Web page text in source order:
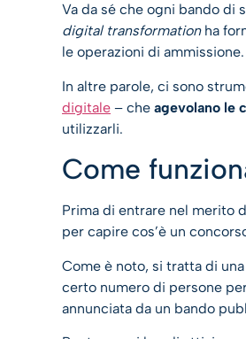
Va da sé che ogni bando di
digital transformationha
le operazioni di ammissione.
In altre parole, ci sono
digitale – che agevolano le
utilizzarli.
Come
Prima di entrare nel merito
per capire cos’è un
Come è noto, si tratta di una
certo numero di persone
annunciata da un bando